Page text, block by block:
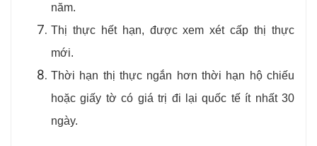
năm.
Thị thực hết hạn, được xem xét cấp thị thực
mới.
Thời hạn thị thực ngắn hơn thời hạn hộ chiếu
hoặc giấy tờ có giá trị đi lại quốc tế ít nhất 30
ngày.